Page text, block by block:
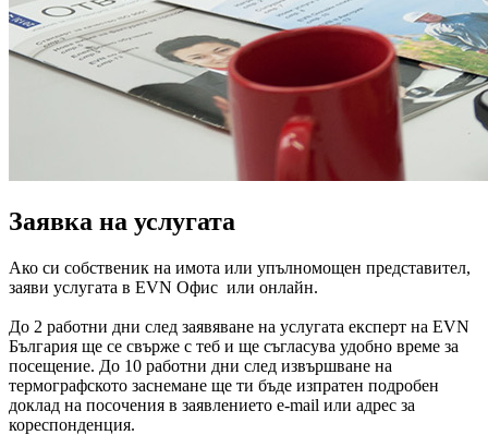
Заявка на услугата
Ако си собственик на имота или упълномощен представител,
заяви услугата в EVN Офис или онлайн.
До 2 работни дни след заявяване на услугата експерт на EVN
България ще се свърже с теб и ще съгласува удобно време за
посещение. До 10 работни дни след извършване на
термографското заснемане ще ти бъде изпратен подробен
доклад на посочения в заявлението e-mail или адрес за
кореспонденция.